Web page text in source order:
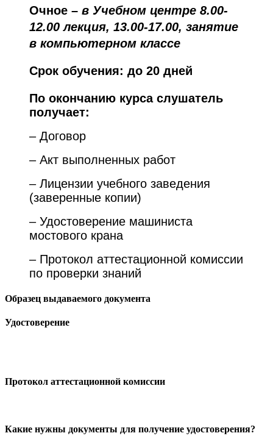
Очное – в Учебном центре 8.00-
12.00 лекция, 13.00-17.00, занятие
в компьютерном классе
Срок обучения: до 20 дней
По окончанию курса слушатель
получает:
– Договор
– Акт выполненных работ
– Лицензии учебного заведения
(заверенные копии)
– Удостоверение машиниста
мостового крана
– Протокол аттестационной комиссии
по проверки знаний
Образец выдаваемого документа
Удостоверение
Протокол аттестационной комиссии
Какие нужны документы для получение удостоверения?